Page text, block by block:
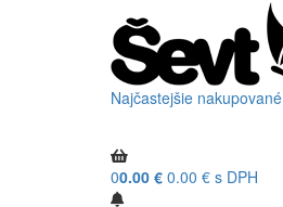
Najčastejšie nakupované
00.00 € 0.00 € s DPH